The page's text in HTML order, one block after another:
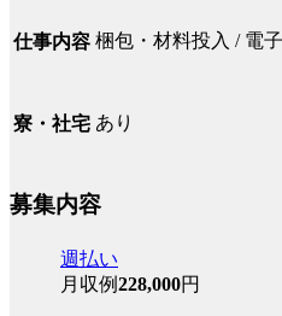
仕事内容 梱包・材料投入 / 電
寮・社宅 あり
募集内容
週払い
月収例228,000円